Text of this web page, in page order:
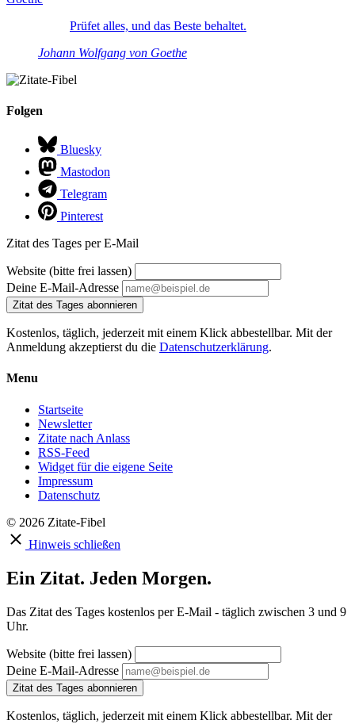
Prüfet alles, und das Beste behaltet.
Johann Wolfgang von Goethe
Folgen
Bluesky
Mastodon
Telegram
Pinterest
Zitat des Tages per E-Mail
Website (bitte frei lassen)
Deine E-Mail-Adresse
Zitat des Tages abonnieren
Kostenlos, täglich, jederzeit mit einem Klick abbestellbar. Mit der
Anmeldung akzeptierst du die Datenschutzerklärung.
Menu
Startseite
Newsletter
Zitate nach Anlass
RSS-Feed
Widget für die eigene Seite
Impressum
Datenschutz
© 2026 Zitate-Fibel
Hinweis schließen
Ein Zitat. Jeden Morgen.
Das Zitat des Tages kostenlos per E-Mail - täglich zwischen 3 und 9
Uhr.
Website (bitte frei lassen)
Deine E-Mail-Adresse
Zitat des Tages abonnieren
Kostenlos, täglich, jederzeit mit einem Klick abbestellbar. Mit der